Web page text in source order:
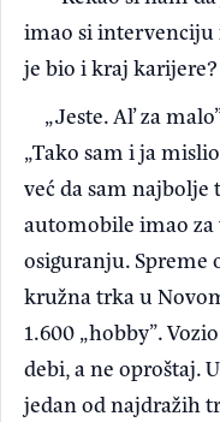
imao si intervenciju
je bio i kraj karijere?
„Jeste. Al’ za
„Tako sam i ja
već da sam
automobile imao
osiguranju. Spreme
kružna trka u
1.600 „hobby”.
debi, a ne oproštaj.
jedan od najdražih